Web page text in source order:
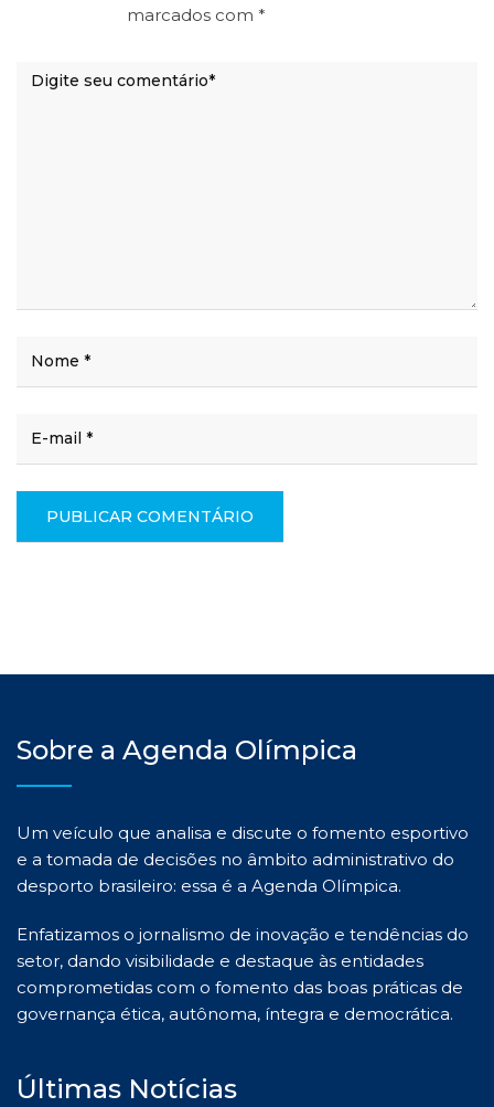
marcados com *
Sobre a Agenda Olímpica
Um veículo que analisa e discute o fomento esportivo
e a tomada de decisões no âmbito administrativo do
desporto brasileiro: essa é a Agenda Olímpica.
Enfatizamos o jornalismo de inovação e tendências do
setor, dando visibilidade e destaque às entidades
comprometidas com o fomento das boas práticas de
governança ética, autônoma, íntegra e democrática.
Últimas Notícias